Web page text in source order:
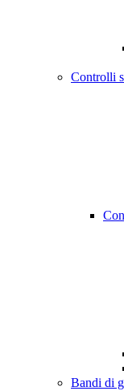
Controlli
Bandi di